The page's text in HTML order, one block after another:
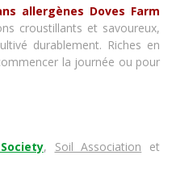
allergènes Doves Farm
croustillants et savoureux,
durablement. Riches en
la journée ou pour
, Soil Association et